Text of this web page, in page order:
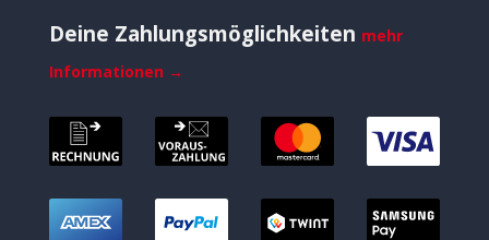
Deine Zahlungsmöglichkeiten mehr
Informationen →